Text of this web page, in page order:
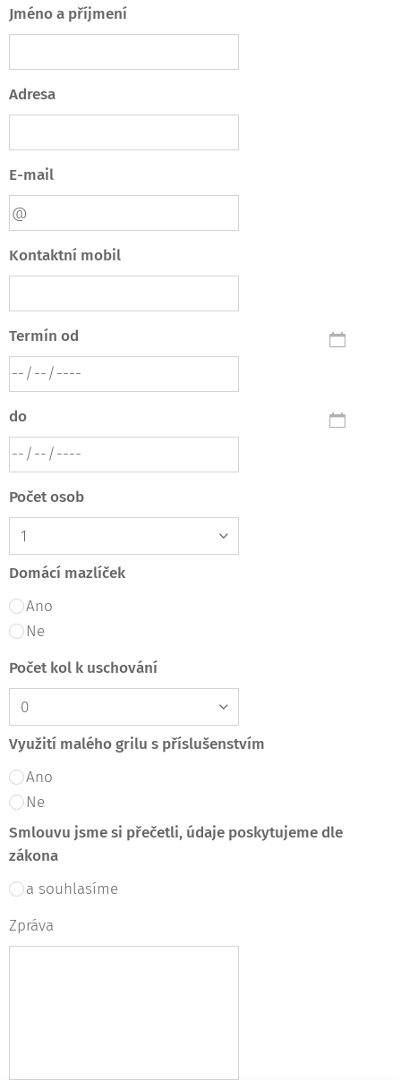
Jméno a příjmení
Adresa
E-mail
Kontaktní mobil
Termín od
do
Počet osob
Domácí mazlíček
Ano
Ne
Počet kol k uschování
Využití malého grilu s příslušenstvím
Ano
Ne
Smlouvu jsme si přečetli, údaje poskytujeme dle
zákona
a souhlasíme
Zpráva